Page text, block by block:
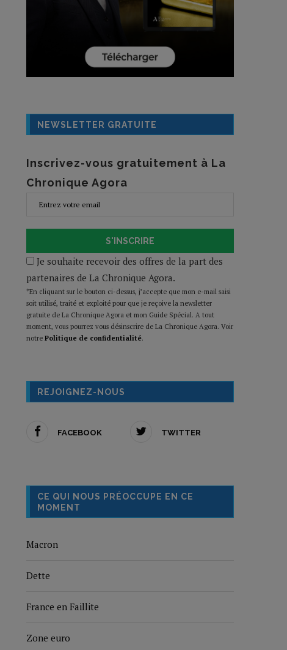
NEWSLETTER GRATUITE
Inscrivez-vous gratuitement à La
Chronique Agora
S'INSCRIRE
Je souhaite recevoir des offres de la part des
partenaires de La Chronique Agora.
*En cliquant sur le bouton ci-dessus, j’accepte que mon e-mail saisi
soit utilisé, traité et exploité pour que je reçoive la newsletter
gratuite de La Chronique Agora et mon Guide Spécial. A tout
moment, vous pourrez vous désinscrire de La Chronique Agora. Voir
notre Politique de confidentialité.
REJOIGNEZ-NOUS
FACEBOOK TWITTER
CE QUI NOUS PRÉOCCUPE EN CE
MOMENT
Macron
Dette
France en Faillite
Zone euro